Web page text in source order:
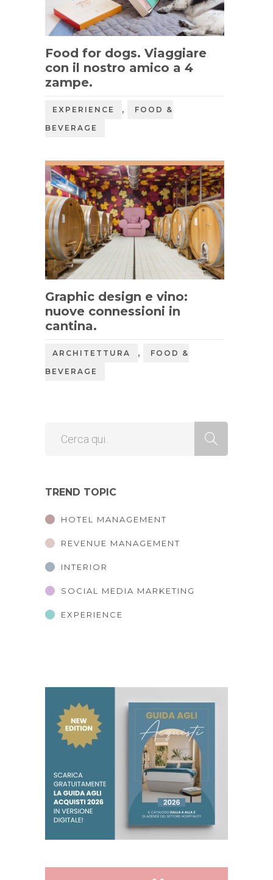
Food for dogs. Viaggiare
con il nostro amico a 4
zampe.
EXPERIENCE ,
FOOD &
BEVERAGE
Graphic design e vino:
nuove connessioni in
cantina.
ARCHITETTURA ,
FOOD &
BEVERAGE
TREND TOPIC
HOTEL MANAGEMENT
REVENUE MANAGEMENT
INTERIOR
SOCIAL MEDIA MARKETING
EXPERIENCE